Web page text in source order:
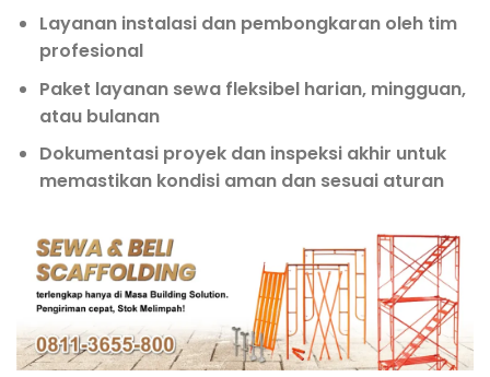
Layanan instalasi dan pembongkaran oleh tim
profesional
Paket layanan sewa fleksibel harian, mingguan,
atau bulanan
Dokumentasi proyek dan inspeksi akhir untuk
memastikan kondisi aman dan sesuai aturan